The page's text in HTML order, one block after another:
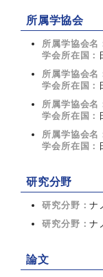
所属学協会
所属学協会名
学会所在国：
所属学協会名
学会所在国：
所属学協会名
学会所在国：
所属学協会名
学会所在国：
研究分野
研究分野：ナ
研究分野：ナ
論文